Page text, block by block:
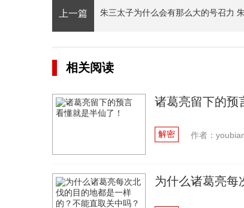
上一篇
相关阅读
诸葛亮留下的预
解密 作者：
为什么诸葛亮每